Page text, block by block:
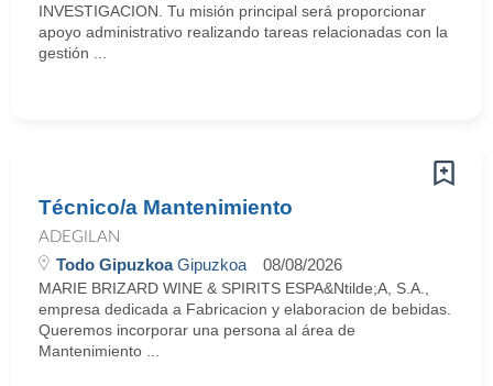
INVESTIGACION. Tu misión principal será proporcionar
apoyo administrativo realizando tareas relacionadas con la
gestión ...
Técnico/a Mantenimiento
ADEGILAN
Todo GipuzkoaGipuzkoa 08/08/2026
MARIE BRIZARD WINE & SPIRITS ESPA&Ntilde;A, S.A.,
empresa dedicada a Fabricacion y elaboracion de bebidas.
Queremos incorporar una persona al área de
Mantenimiento ...